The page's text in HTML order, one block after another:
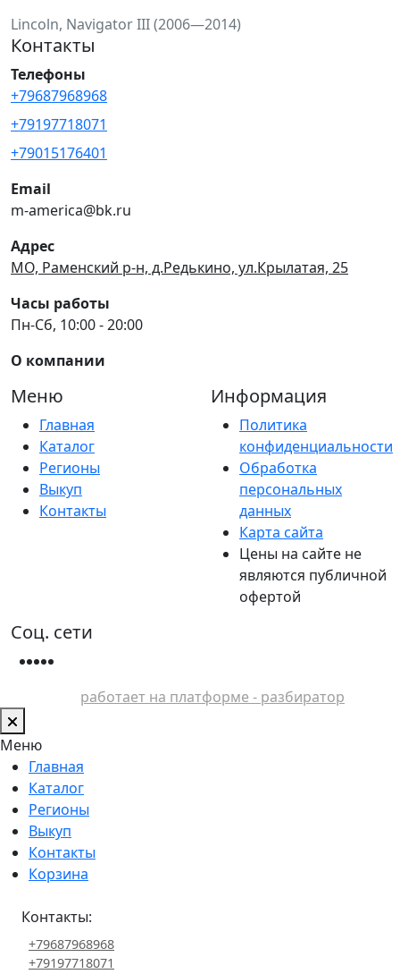
Lincoln, Navigator III (2006—2014)
Контакты
Телефоны
+79687968968
+79197718071
+79015176401
Email
m-america@bk.ru
Адрес
МО, Раменский р-н, д.Редькино, ул.Крылатая, 25
Часы работы
Пн-Сб, 10:00 - 20:00
О компании
Меню
Главная
Каталог
Регионы
Выкуп
Контакты
Информация
Политика
конфиденциальности
Обработка
персональных
данных
Карта сайта
Цены на сайте не
являются публичной
офертой
Соц. сети
работает на платформе - разбиратор
Меню
Главная
Каталог
Регионы
Выкуп
Контакты
Корзина
Контакты:
+79687968968
+79197718071